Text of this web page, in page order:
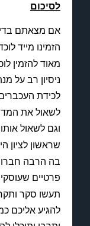
לסיכום
אם מצאתם
הזמינו מייד
מאוד להזמין
ניסיון רב על
לכידת
לשאול את
וגם לשאול
שראשון לציון
בה הרבה
פרטיים
תעשו סקר
להגיע אליכם